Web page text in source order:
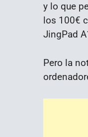
y lo que
los 100€
JingPad
Pero la